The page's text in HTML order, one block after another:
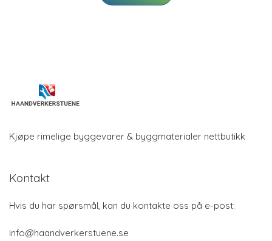
Kjøpe rimelige byggevarer & byggmaterialer nettbutikk
Kontakt
Hvis du har spørsmål, kan du kontakte oss på e-post:
info@haandverkerstuene.se